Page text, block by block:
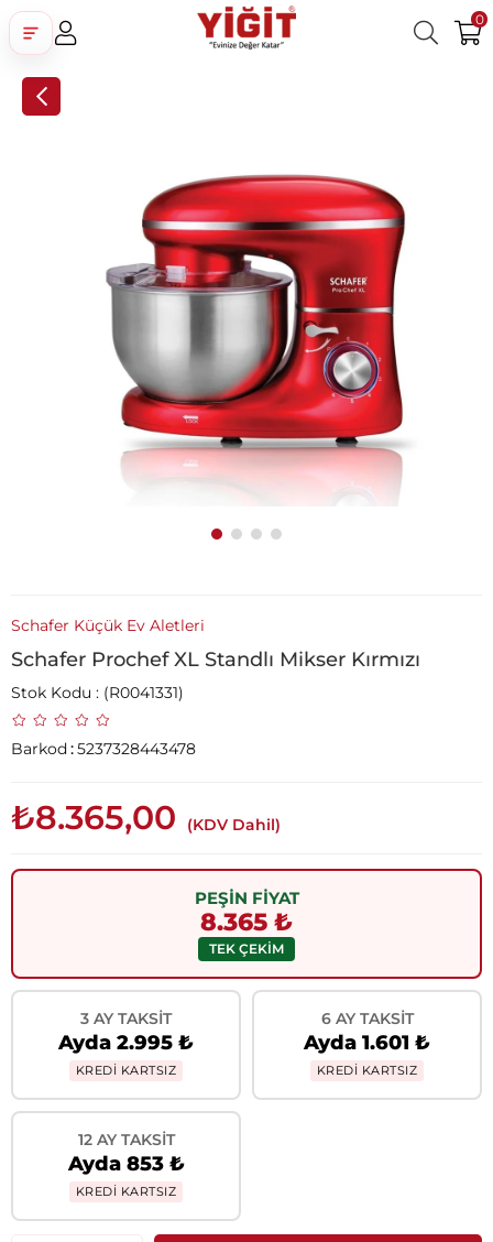
0
Schafer Küçük Ev Aletleri
Schafer Prochef XL Standlı Mikser Kırmızı
Stok Kodu (R0041331)
Barkod:5237328443478
₺8.365,00 (KDV Dahil)
PEŞİN FİYAT
8.365 ₺
TEK ÇEKİM
3 AY TAKSIT
Ayda 2.995 ₺
KREDİ KARTSIZ
6 AY TAKSIT
Ayda 1.601 ₺
KREDİ KARTSIZ
12 AY TAKSIT
Ayda 853 ₺
KREDİ KARTSIZ